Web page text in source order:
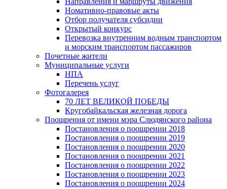
Номативно-правовые акты
Отбор получателя субсидии
Открытый конкурс
Перевозка внутренним водным транспортом
и морским транспортом пассажиров
Почетные жители
Муниципальные услуги
НПА
Перечень услуг
Фотогалерея
70 ЛЕТ ВЕЛИКОЙ ПОБЕДЫ
Кругобайкальская железная дорога
Поощрения от имени мэра Слюдянского района
Постановления о поощрении 2018
Постановления о поощрении 2019
Постановления о поощрении 2020
Постановления о поощрении 2021
Постановления о поощрении 2022
Постановления о поощрении 2023
Постановления о поощрении 2024